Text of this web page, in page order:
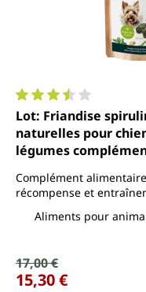
Note moyenne de
Lot: Friandise spiruline
naturelles pour
légumes complément alimentaire - 2 x 150 g - par
Complément
récompense et
Aliments pour
Prix de vente :
Prix régulier :
17,00 €
15,30 €